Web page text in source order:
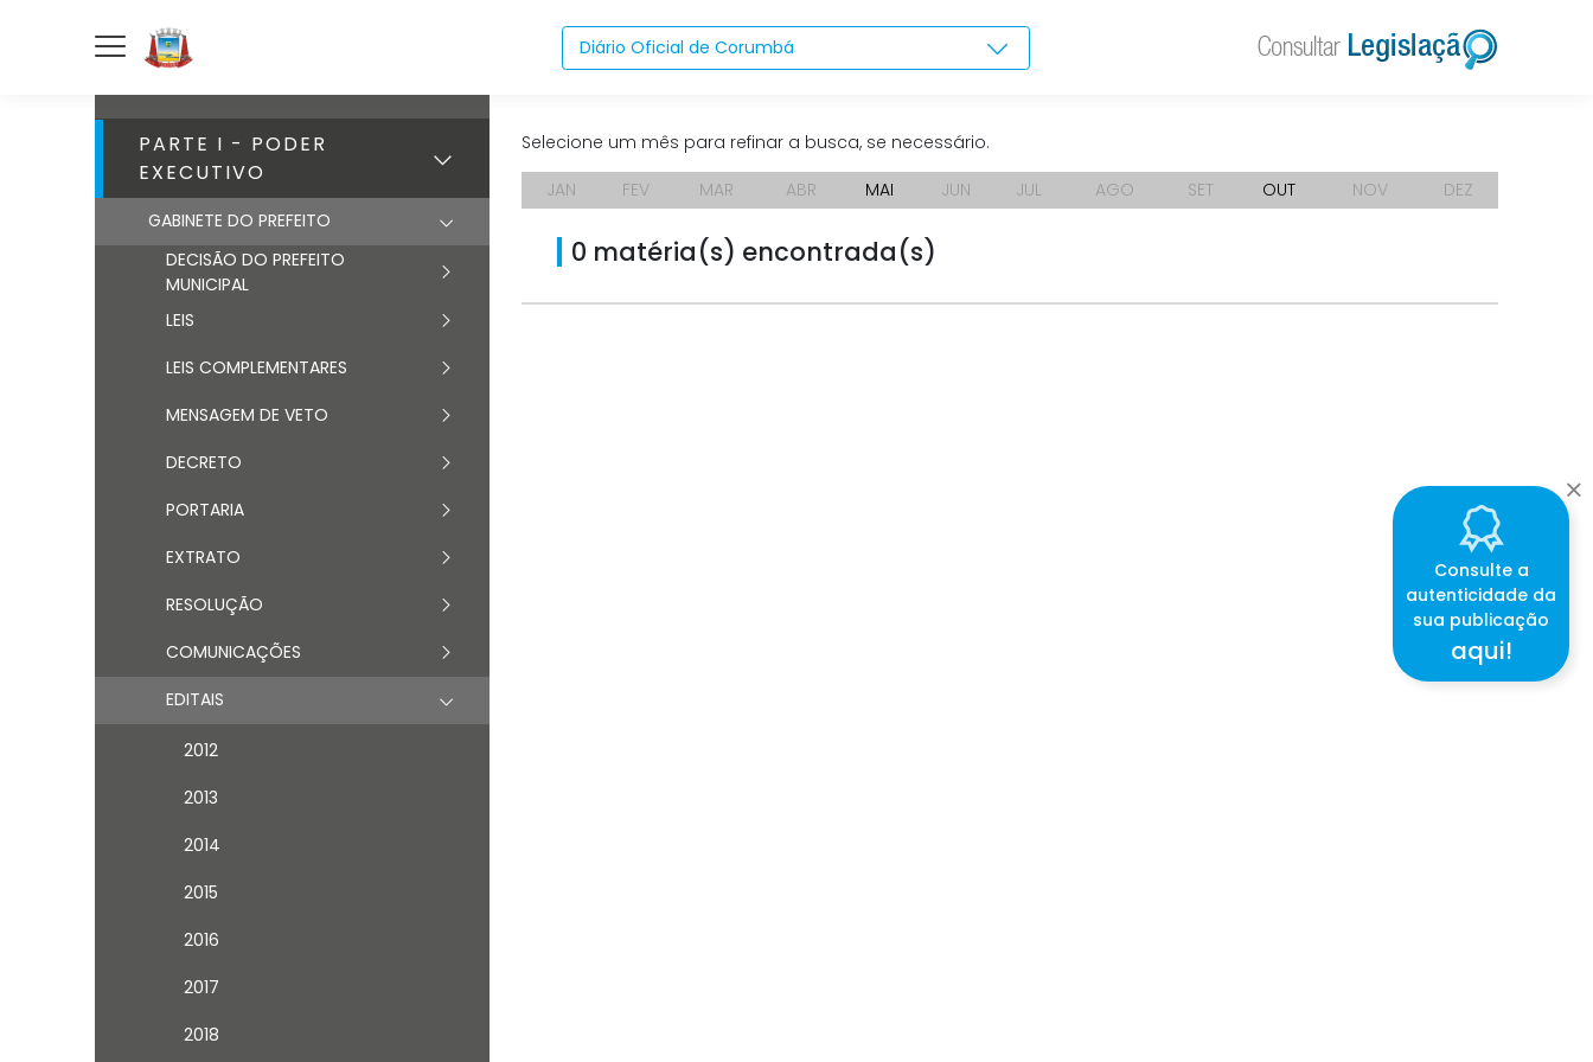
Diário Oficial de Corumbá
PARTE I - PODER
EXECUTIVO
GABINETE DO PREFEITO
DECISÃO DO PREFEITO
MUNICIPAL
LEIS
LEIS COMPLEMENTARES
MENSAGEM DE VETO
DECRETO
PORTARIA
EXTRATO
RESOLUÇÃO
COMUNICAÇÕES
EDITAIS
2012
2013
2014
2015
2016
2017
2018
Selecione um mês para refinar a busca, se necessário.
JAN
FEV MAR ABR MAI JUN JUL AGO SET OUT NOV DEZ
0 matéria(s) encontrada(s)
Consulte a
autenticidade da
sua publicação
aqui!